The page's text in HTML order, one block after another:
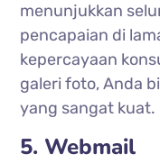
menunjukkan
pencapaian di
kepercayaan
galeri foto, Anda
yang sangat kuat.
5. Webmail